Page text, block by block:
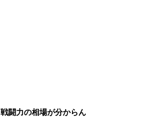
戦闘力の相場が分からん